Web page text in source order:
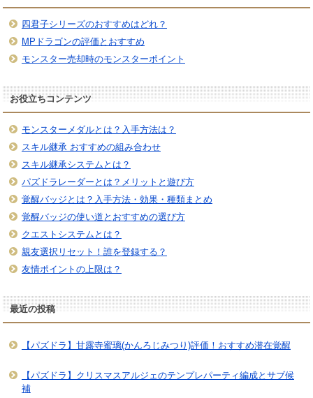
四君子シリーズのおすすめはどれ？
MPドラゴンの評価とおすすめ
モンスター売却時のモンスターポイント
お役立ちコンテンツ
モンスターメダルとは？入手方法は？
スキル継承 おすすめの組み合わせ
スキル継承システムとは？
パズドラレーダーとは？メリットと遊び方
覚醒バッジとは？入手方法・効果・種類まとめ
覚醒バッジの使い道とおすすめの選び方
クエストシステムとは？
親友選択リセット！誰を登録する？
友情ポイントの上限は？
最近の投稿
【パズドラ】甘露寺蜜璃(かんろじみつり)評価！おすすめ潜在覚醒
【パズドラ】クリスマスアルジェのテンプレパーティ編成とサブ候
補